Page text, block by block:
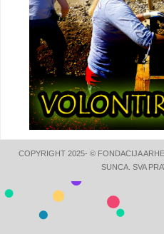
COPYRIGHT 2025- © FONDACIJA
SUNCA. SVA